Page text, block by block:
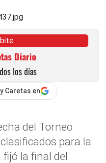
Diario
los días
Caretas en
del Torneo
para la
la final del